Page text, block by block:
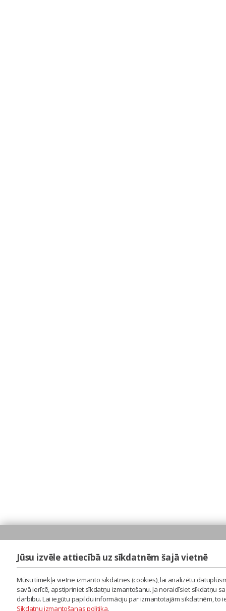
Jūsu izvēle attiecībā uz sīkdatnēm šajā vietnē
Mūsu tīmekļa vietne izmanto sīkdatnes (cookies), lai analizētu
savā ierīcē, apstipriniet sīkdatņu izmantošanu. Ja noraidīsiet sīkdatņu
darbību. Lai iegūtu papildu informāciju par izmantotajām sīkdatnēm,
Sīkdatņu izmantošanas politika.